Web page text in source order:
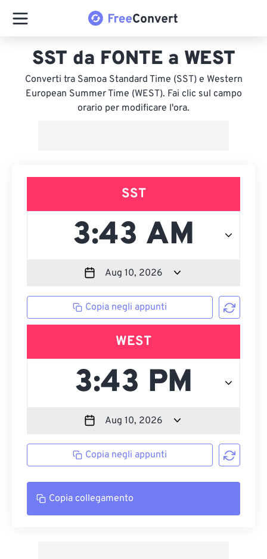
SST da FONTE a WEST
Converti tra Samoa Standard Time (SST) e Western
European Summer Time (WEST). Fai clic sul campo
orario per modificare l'ora.
SST
Copia negli appunti
WEST
Copia negli appunti
Copia collegamento